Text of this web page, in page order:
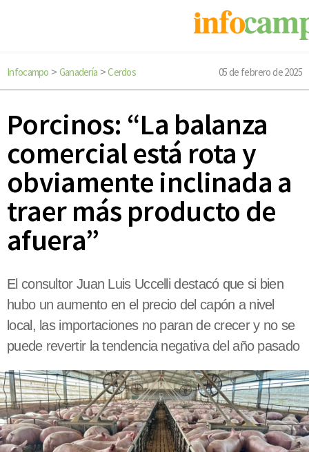
Infocampo > Ganadería >Cerdos 05 de febrero de 2025
Porcinos: “La balanza
comercial está rota y
obviamente inclinada a
traer más producto de
afuera”
El consultor Juan Luis Uccelli destacó que si bien
hubo un aumento en el precio del capón a nivel
local, las importaciones no paran de crecer y no se
puede revertir la tendencia negativa del año pasado